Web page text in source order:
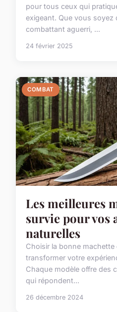
pour tous ceux qui
exigeant. Que vous soyez
combattant aguerri, ...
24 février 2025
COMBAT
Les meilleures
survie pour vos
naturelles
Choisir la bonne machette
transformer votre
Chaque modèle offre des
qui répondent...
26 décembre 2024